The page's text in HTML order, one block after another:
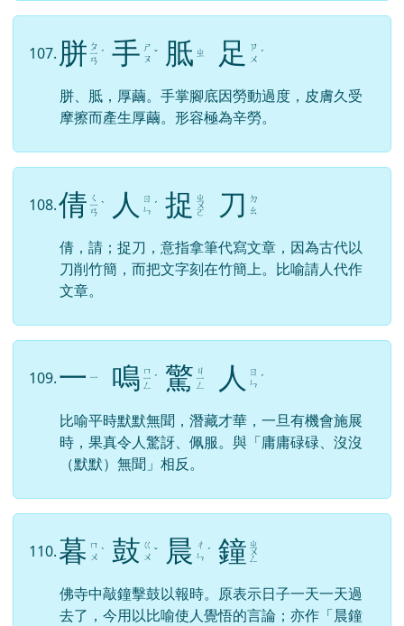
107. 胼 ㄆ
ㄧ
ㄢ
ˊ 手 ㄕ
ㄡ ˇ 胝 ㄓ 足
ㄗ
ㄨ ˊ
胼、胝，厚繭。手掌腳底因勞動過度，皮膚久受
摩擦而產生厚繭。形容極為辛勞。
108.倩 ㄑ
ㄧ
ㄢ
ˋ 人
ㄖ
ㄣ ˊ 捉 ㄓ
ㄨ
ㄛ 刀
ㄉ
ㄠ
倩，請；捉刀，意指拿筆代寫文章，因為古代以
刀削竹簡，而把文字刻在竹簡上。比喻請人代作
文章。
109.一 ㄧ 鳴 ㄇ
ㄧ
ㄥ
ˊ 驚 ㄐ
ㄧ
ㄥ 人
ㄖ
ㄣ ˊ
比喻平時默默無聞，潛藏才華，一旦有機會施展
時，果真令人驚訝、佩服。與「庸庸碌碌、沒沒
（默默）無聞」相反。
110.暮 ㄇ
ㄨ ˋ 鼓 ㄍ
ㄨ ˇ 晨
ㄔ
ㄣ ˊ 鐘 ㄓ
ㄨ
ㄥ
佛寺中敲鐘擊鼓以報時。原表示日子一天一天過
去了，今用以比喻使人覺悟的言論；亦作「晨鐘